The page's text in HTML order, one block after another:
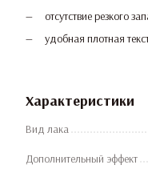
отсутствие резкого
удобная плотная
Характеристики
Вид лака
Дополнительный эффект